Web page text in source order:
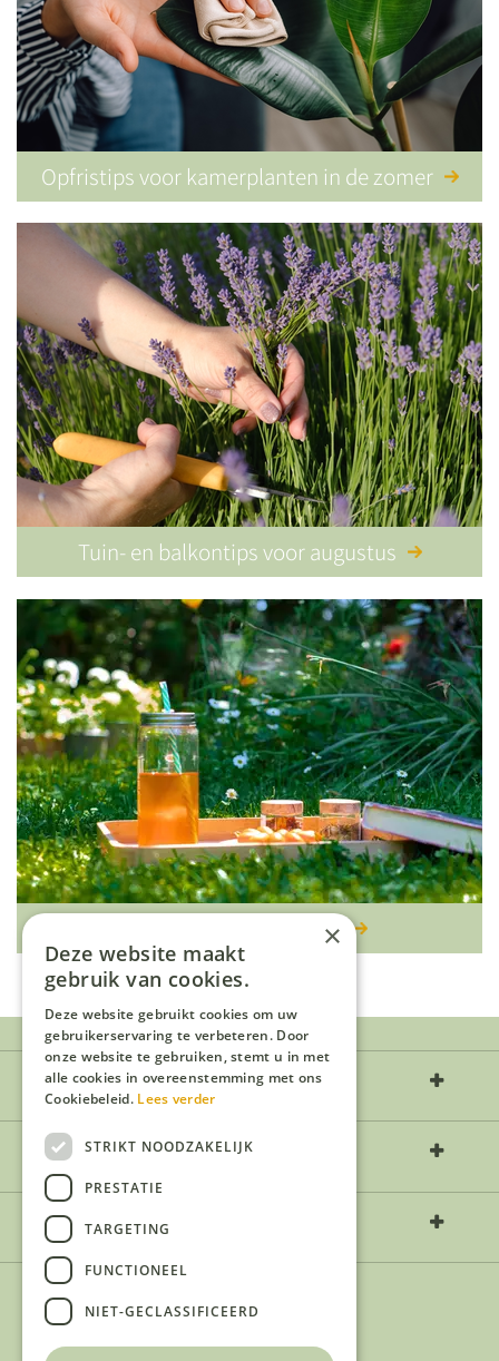
Opfristips voor kamerplanten in de zomer
Tuin- en balkontips voor augustus
(IJs)thee uit eigen tuin
Over ons
Openingstijden
Contact
×
Deze website maakt
gebruik van cookies.
Deze website gebruikt cookies om uw
gebruikerservaring te verbeteren. Door
onze website te gebruiken, stemt u in met
alle cookies in overeenstemming met ons
Cookiebeleid. Lees verder
STRIKT NOODZAKELIJK
PRESTATIE
TARGETING
FUNCTIONEEL
NIET-GECLASSIFICEERD